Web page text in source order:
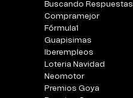
Buscando Respuestas
Compramejor
Fórmula1
Guapisimas
Iberempleos
Loteria Navidad
Neomotor
Premios Goya